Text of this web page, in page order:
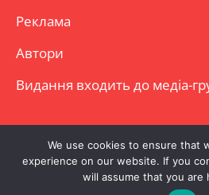
Реклама
Автори
Видання входить до медіа-
Copyright © Повне
заборонено. Частково
We use cookies to ensure that
experience on our website. If you
will assume that you are